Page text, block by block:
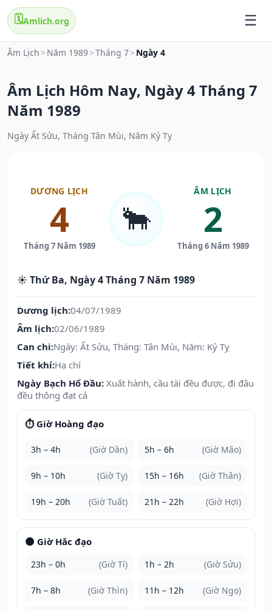
🗓️Amlich.org
Âm Lịch > Năm 1989>Tháng 7> Ngày 4
Âm Lịch Hôm Nay, Ngày 4 Tháng 7
Năm 1989
Ngày Ất Sửu, Tháng Tân Mùi, Năm Kỷ Tỵ
DƯƠNG LỊCH
4
Tháng 7 Năm 1989
🐂
ÂM LỊCH
2
Tháng 6 Năm 1989
☀️ Thứ Ba, Ngày 4 Tháng 7 Năm 1989
Dương lịch:04/07/1989
Âm lịch:02/06/1989
Can chi:Ngày: Ất Sửu, Tháng: Tân Mùi, Năm: Kỷ Tỵ
Tiết khí:Hạ chí
Ngày Bạch Hổ Đầu: Xuất hành, cầu tài đều được, đi đâu
đều thông đạt cả
⏱️ Giờ Hoàng đạo
3h – 4h (Giờ Dần) 5h – 6h (Giờ Mão)
9h – 10h (Giờ Tỵ) 15h – 16h (Giờ Thân)
19h – 20h (Giờ Tuất) 21h – 22h (Giờ Hợi)
🌑 Giờ Hắc đạo
23h – 0h (Giờ Tí) 1h – 2h (Giờ Sửu)
7h – 8h (Giờ Thìn) 11h – 12h (Giờ Ngọ)